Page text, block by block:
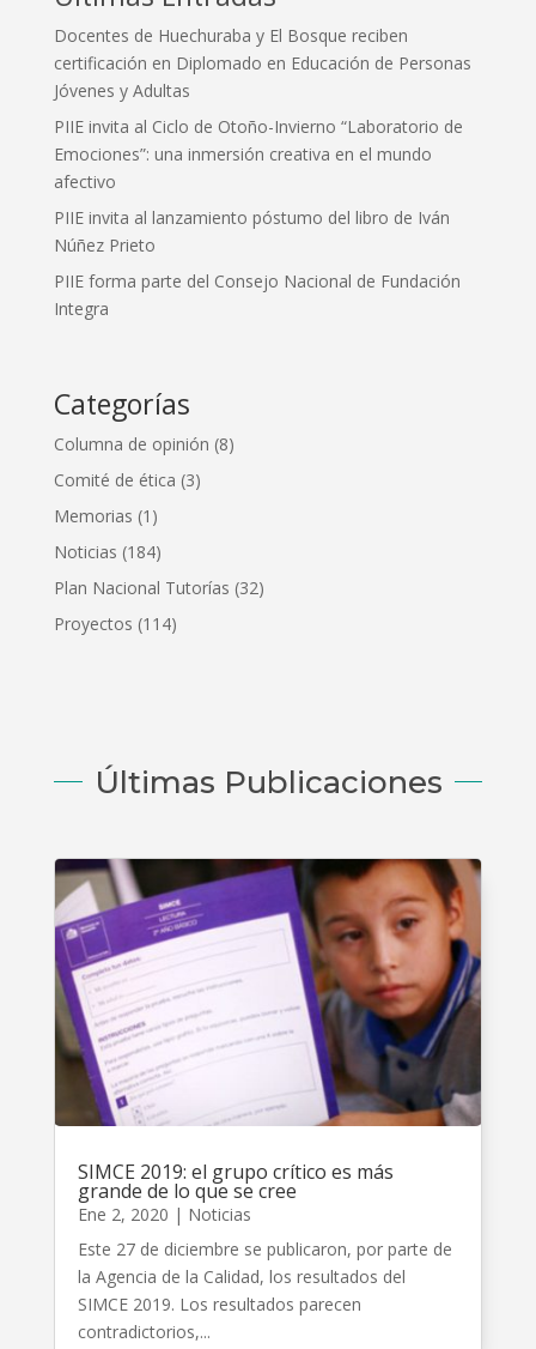
Docentes de Huechuraba y El Bosque reciben
certificación en Diplomado en Educación de Personas
Jóvenes y Adultas
PIIE invita al Ciclo de Otoño-Invierno “Laboratorio de
Emociones”: una inmersión creativa en el mundo
afectivo
PIIE invita al lanzamiento póstumo del libro de Iván
Núñez Prieto
PIIE forma parte del Consejo Nacional de Fundación
Integra
Categorías
Columna de opinión (8)
Comité de ética (3)
Memorias (1)
Noticias (184)
Plan Nacional Tutorías (32)
Proyectos (114)
Últimas Publicaciones
SIMCE 2019: el grupo crítico es más
grande de lo que se cree
Ene 2, 2020 | Noticias
Este 27 de diciembre se publicaron, por parte de
la Agencia de la Calidad, los resultados del
SIMCE 2019. Los resultados parecen
contradictorios,...